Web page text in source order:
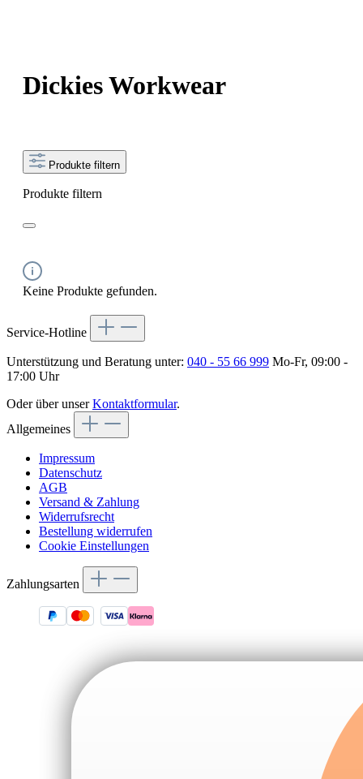
Dickies Workwear
Produkte filtern
Produkte filtern
Keine Produkte gefunden.
Service-Hotline
Unterstützung und Beratung unter: 040 - 55 66 999 Mo-Fr, 09:00 -
17:00 Uhr
Oder über unserKontaktformular.
Allgemeines
Impressum
Datenschutz
AGB
Versand & Zahlung
Widerrufsrecht
Bestellung widerrufen
Cookie Einstellungen
Zahlungsarten